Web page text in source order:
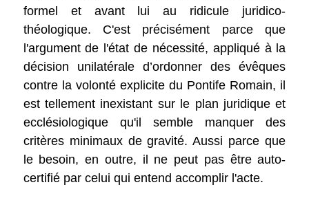
formel et avant lui au ridicule juridico-
théologique. C'est précisément parce que
l'argument de l'état de nécessité, appliqué à la
décision unilatérale d’ordonner des évêques
contre la volonté explicite du Pontife Romain, il
est tellement inexistant sur le plan juridique et
ecclésiologique qu'il semble manquer des
critères minimaux de gravité. Aussi parce que
le besoin, en outre, il ne peut pas être auto-
certifié par celui qui entend accomplir l'acte.